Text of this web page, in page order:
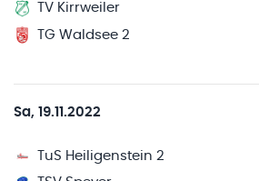
TV Kirrweiler
TG Waldsee 2
Sa, 19.11.2022
TuS Heiligenstein 2